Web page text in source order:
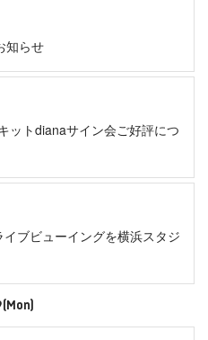
知らせ
ットdianaサイン会ご好評につ
ブビューイングを横浜スタジ